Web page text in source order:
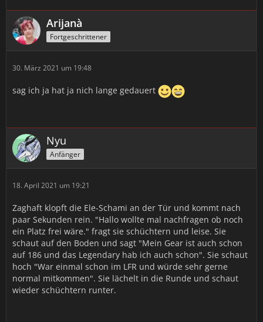
Arijanà
Fortgeschrittener
30. März 2021 um 19:48
sag ich ja hat ja nich lange gedauert
Nyu
Anfänger
18. April 2021 um 19:21
Zaghaft klopft die Ele-Schami an der Tür und kommt nach
paar Sekunden rein. "Hallo wollte mal nachfragen ob noch
ein Platz frei wäre." fragt sie schüchtern und leise. Sie
schaut auf den Boden und sagt "Mein Gear ist auch schon
auf 186 und das Legendary hab ich auch schon". Sie schaut
hoch "War einmal schon im LFR und würde sehr gerne
normal mitkommen". Sie lächelt in die Runde und schaut
wieder schüchtern runter.